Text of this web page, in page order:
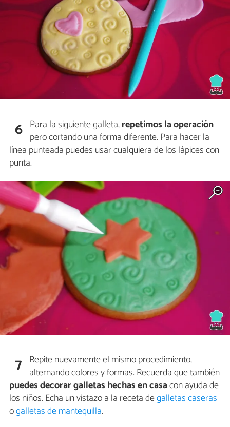
6 Para la siguiente galleta,repetimos la operación
pero cortando una forma diferente. Para hacer la
línea punteada puedes usar cualquiera de los lápices con
punta.
7 Repite nuevamente el mismo procedimiento,
alternando colores y formas. Recuerda que también
puedes decorar galletas hechas en casacon ayuda de
los niños. Echa un vistazo a la receta degalletas caseras
ogalletas de mantequilla.